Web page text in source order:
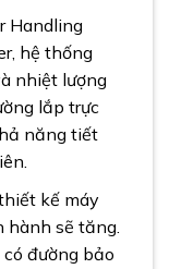
Handling
hệ thống
nhiệt lượng
lắp trực
năng tiết
kế máy
hành sẽ tăng.
đường bảo